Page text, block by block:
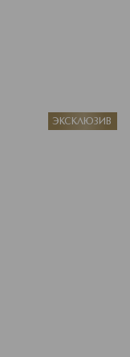
ЭКСКЛЮЗИВ